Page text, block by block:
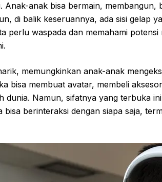
Anak-anak bisa bermain, membangun,
di balik keseruannya, ada sisi gelap
perlu waspada dan memahami
memungkinkan anak-anak
bisa membuat avatar, membeli
dunia. Namun, sifatnya yang terbuka
bisa berinteraksi dengan siapa saja,